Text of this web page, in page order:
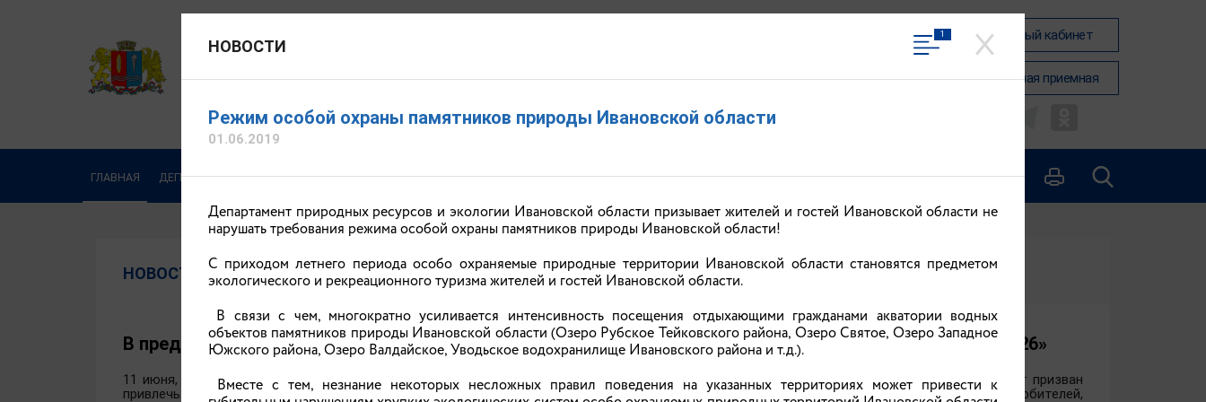
Вход в личный кабинет
Общественная приемная
ГЛАВНАЯ ДЕПАРТАМЕНТ ДЕЯТЕЛЬНОСТЬ ОБРАЩЕНИЯ ПРАВОВЫЕ АКТЫ ОТКРЫТЫЕ ДАННЫЕ ЭКОВЕСТНИК КОНТАКТЫ
НОВОСТИ АНОНСЫ
В преддверии Дня России стартовал IV фотоконкурс Росводресурсов «Водные достояния России – 2026»
11 июня, в преддверии Дня России,начался прием работ на IV Всероссийский фотоконкурс «Водные достояния России – 2026». Проект призван
привлечь внимание к вопросам бережного отношения к водным ресурсам страны, а также поддержать профессиональных фотографов и любителей,
НОВОСТИ
1
Режим особой охраны памятников природы Ивановской области
01.06.2019
Департамент природных ресурсов и экологии Ивановской области призывает жителей и гостей Ивановской области не
нарушать требования режима особой охраны памятников природы Ивановской области!
С приходом летнего периода особо охраняемые природные территории Ивановской области становятся предметом
экологического и рекреационного туризма жителей и гостей Ивановской области.
В связи с чем, многократно усиливается интенсивность посещения отдыхающими гражданами акватории водных
объектов памятников природы Ивановской области (Озеро Рубское Тейковского района, Озеро Святое, Озеро Западное
Южского района, Озеро Валдайское, Уводьское водохранилище Ивановского района и т.д.).
Вместе с тем, незнание некоторых несложных правил поведения на указанных территориях может привести к